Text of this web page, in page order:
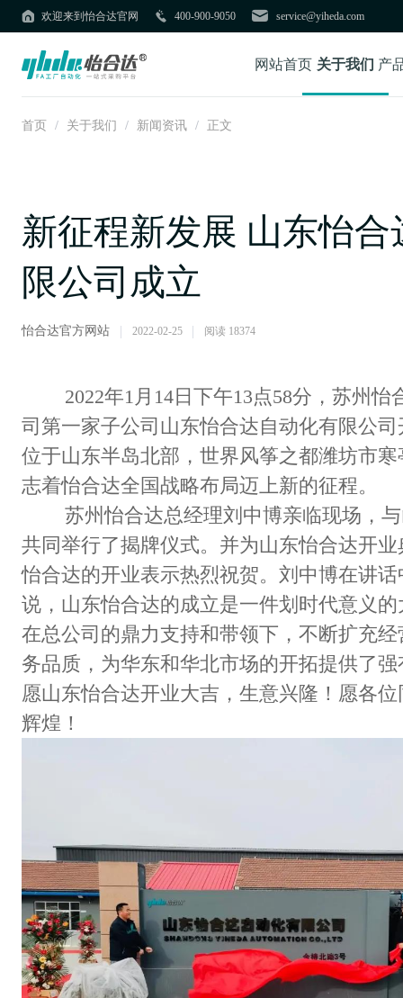
欢迎来到怡合达官网 400-900-9050 service@yiheda.com
网站首页 关于我们 产
首页 / 关于我们 / 新闻资讯 / 正文
新征程新发展 山东怡合
限公司成立
怡合达官方网站 2022-02-25 阅读 18374
2022年1月14日下午13点58分，苏州
司第一家子公司山东怡合达自动化有限公
位于山东半岛北部，世界风筝之都潍坊市
志着怡合达全国战略布局迈上新的征程。
苏州怡合达总经理刘中博亲临现场，与
共同举行了揭牌仪式。并为山东怡合达开
怡合达的开业表示热烈祝贺。刘中博在讲
说，山东怡合达的成立是一件划时代意义
在总公司的鼎力支持和带领下，不断扩充
务品质，为华东和华北市场的开拓提供了
愿山东怡合达开业大吉，生意兴隆！愿各
辉煌！